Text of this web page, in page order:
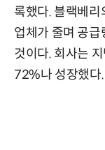
록했다. 블랙베
업체가 줄며 공
것이다. 회사는
72%나 성장했다.